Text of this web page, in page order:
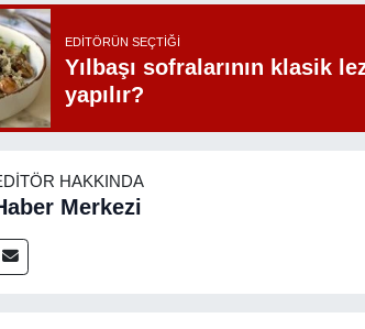
EDITÖRÜN SEÇTIĞI
Yılbaşı sofralarının klasik
yapılır?
HAKKINDA
Merkezi